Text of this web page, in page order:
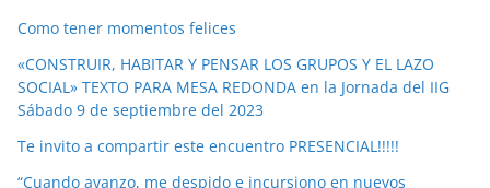
Como tener momentos felices
«CONSTRUIR, HABITAR Y PENSAR LOS GRUPOS Y EL LAZO
SOCIAL» TEXTO PARA MESA REDONDA en la Jornada del IIG
Sábado 9 de septiembre del 2023
Te invito a compartir este encuentro PRESENCIAL!!!!!
“Cuando avanzo, me despido e incursiono en nuevos